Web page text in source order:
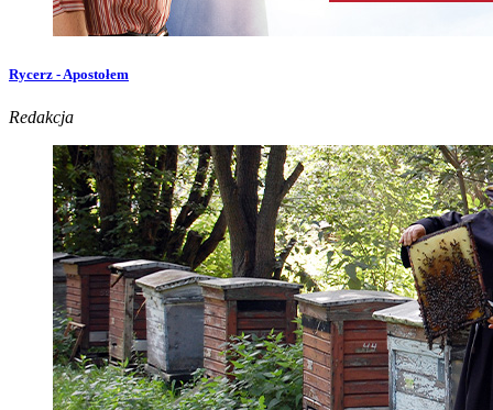
Rycerz - Apostołem
Redakcja